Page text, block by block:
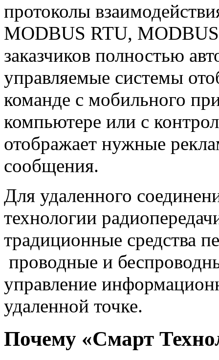
протоколы
MODBUS RTU,
заказчиков полностью
управляемые системы
команде с мобильного
компьютере или с
отображает нужные
сообщения.
Для удаленного
технологии
традиционные средства
проводные и
управление
удаленной точке.
Почему «Смарт